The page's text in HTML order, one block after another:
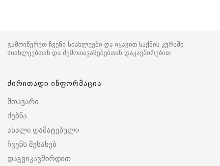
გამოიწერეთ ჩვენი სიახლეები და იყავით საქმის კურსში
სიახლეებთან და შემოთავაზებებთან დაკავშირებით.
ძირითადი ინფორმაცია
მთავარი
ძებნა
ახალი დამატებული
ჩვენს შესახებ
დაგვიკავშირდით